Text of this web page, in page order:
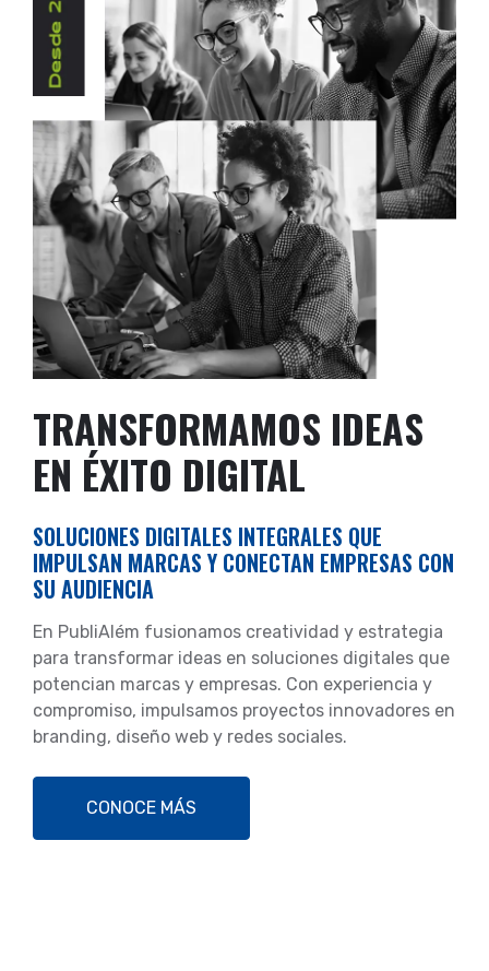
TRANSFORMAMOS IDEAS
EN ÉXITO DIGITAL
SOLUCIONES DIGITALES INTEGRALES QUE
IMPULSAN MARCAS Y CONECTAN EMPRESAS CON
SU AUDIENCIA
En PubliAlém fusionamos creatividad y estrategia
para transformar ideas en soluciones digitales que
potencian marcas y empresas. Con experiencia y
compromiso, impulsamos proyectos innovadores en
branding, diseño web y redes sociales.
CONOCE MÁS